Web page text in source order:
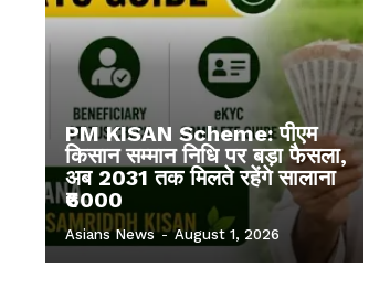
PM KISAN Scheme: पीएम
किसान सम्मान निधि पर बड़ा फैसला,
अब 2031 तक मिलते रहेंगे सालाना
₹6000
Asians News - August 1, 2026